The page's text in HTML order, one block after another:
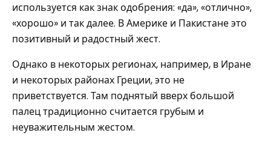
используется как знак одобрения: «да», «отлично»,
«хорошо» и так далее. В Америке и Пакистане это
позитивный и радостный жест.
Однако в некоторых регионах, например, в Иране
и некоторых районах Греции, это не
приветствуется. Там поднятый вверх большой
палец традиционно считается грубым и
неуважительным жестом.